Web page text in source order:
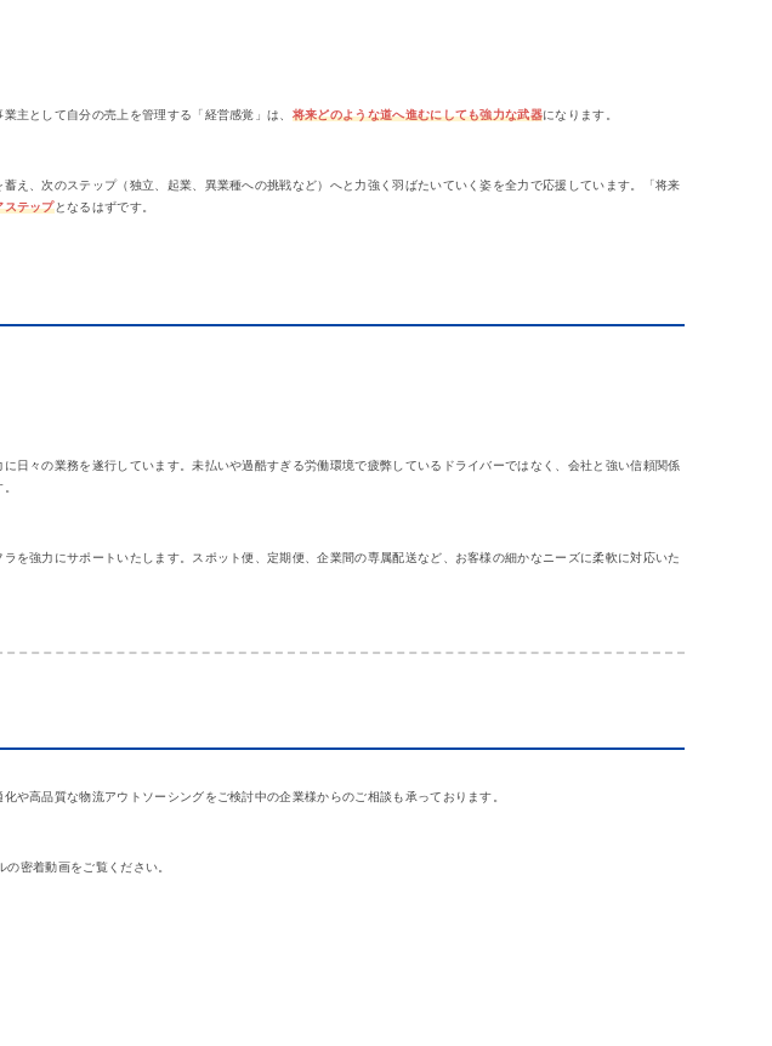
主として自分の売上を管理する「経営感覚」は、 将来どのような道へ進むにしても強力な武器になります。
、次のステップ（独立、起業、異業種への挑戦など）へと力強く羽ばたいていく姿を全力で応援しています。「将来
ステップとなるはずです。
々の業務を遂行しています。未払いや過酷すぎる労働環境で疲弊しているドライバーではなく、会社と強い信頼関係
強力にサポートいたします。スポット便、定期便、企業間の専属配送など、お客様の細かなニーズに柔軟に対応いた
高品質な物流アウトソーシングをご検討中の企業様からのご相談も承っております。
密着動画をご覧ください。